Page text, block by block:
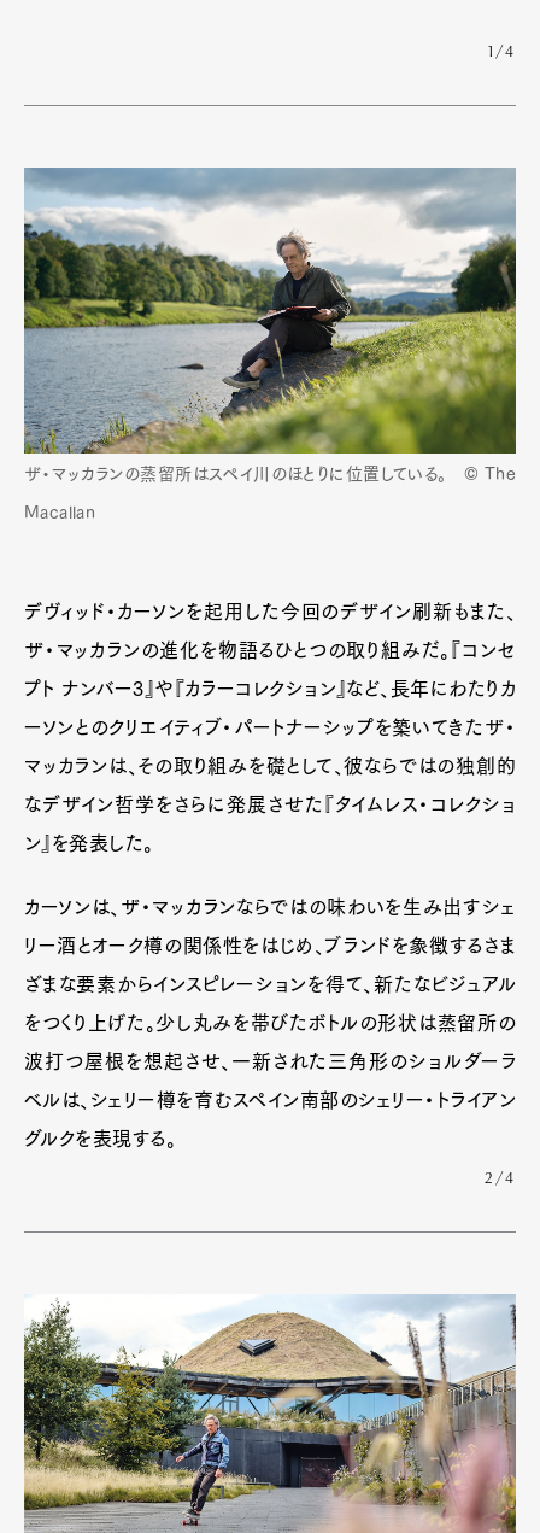
1/4
ザ・マッカランの蒸留所はスペイ川のほとりに位置している。 © The
Macallan
デヴィッド・カーソンを起用した今回のデザイン刷新もまた、
ザ・マッカランの進化を物語るひとつの取り組みだ。『コンセ
プト ナンバー3』や『カラーコレクション』など、長年にわたりカ
ーソンとのクリエイティブ・パートナーシップを築いてきたザ・
マッカランは、その取り組みを礎として、彼ならではの独創的
なデザイン哲学をさらに発展させた『タイムレス・コレクショ
ン』を発表した。
カーソンは、ザ・マッカランならではの味わいを生み出すシェ
リー酒とオーク樽の関係性をはじめ、ブランドを象徴するさま
ざまな要素からインスピレーションを得て、新たなビジュアル
をつくり上げた。少し丸みを帯びたボトルの形状は蒸留所の
波打つ屋根を想起させ、一新された三角形のショルダーラ
ベルは、シェリー樽を育むスペイン南部のシェリー・トライアン
グルクを表現する。
2/4